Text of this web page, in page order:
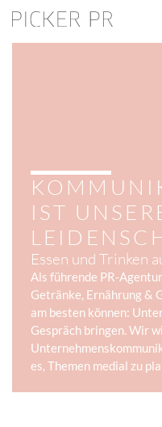
IST
Essen und Trinken
Als führende PR-
Getränke, Ernährung &
am besten können:
Gespräch bringen. Wir
es, Themen medial zu